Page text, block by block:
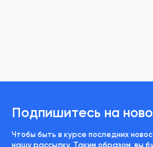
Подпишитесь на
Чтобы быть в курсе последних
нашу рассылку. Таким образом, вы